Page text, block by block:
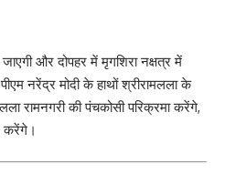
और दोपहर में मृगशिरा नक्षत्र में
नरेंद्र मोदी के हाथों श्रीरामलला के
रामनगरी की पंचकोसी परिक्रमा करेंगे,
करेंगे।